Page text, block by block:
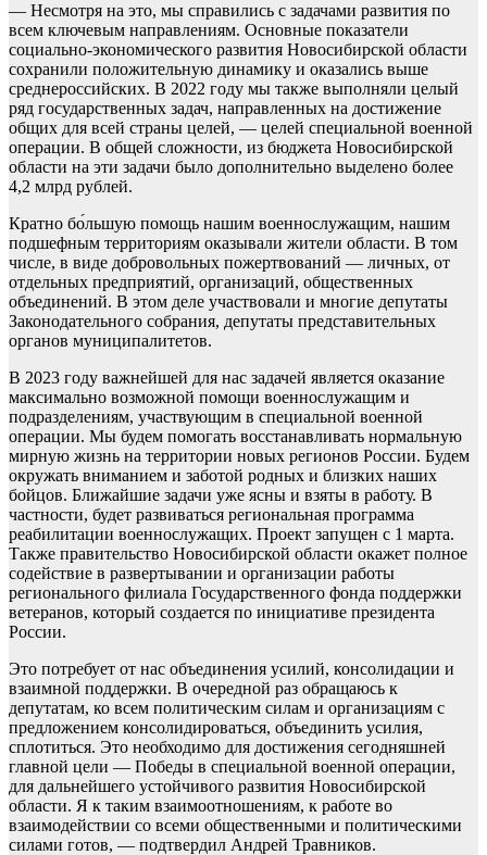
— Несмотря на это, мы справились с задачами развития по
всем ключевым направлениям. Основные показатели
социально-экономического развития Новосибирской области
сохранили положительную динамику и оказались выше
среднероссийских. В 2022 году мы также выполняли целый
ряд государственных задач, направленных на достижение
общих для всей страны целей, — целей специальной военной
операции. В общей сложности, из бюджета Новосибирской
области на эти задачи было дополнительно выделено более
4,2 млрд рублей.
Кратно бо́льшую помощь нашим военнослужащим, нашим
подшефным территориям оказывали жители области. В том
числе, в виде добровольных пожертвований — личных, от
отдельных предприятий, организаций, общественных
объединений. В этом деле участвовали и многие депутаты
Законодательного собрания, депутаты представительных
органов муниципалитетов.
В 2023 году важнейшей для нас задачей является оказание
максимально возможной помощи военнослужащим и
подразделениям, участвующим в специальной военной
операции. Мы будем помогать восстанавливать нормальную
мирную жизнь на территории новых регионов России. Будем
окружать вниманием и заботой родных и близких наших
бойцов. Ближайшие задачи уже ясны и взяты в работу. В
частности, будет развиваться региональная программа
реабилитации военнослужащих. Проект запущен с 1 марта.
Также правительство Новосибирской области окажет полное
содействие в развертывании и организации работы
регионального филиала Государственного фонда поддержки
ветеранов, который создается по инициативе президента
России.
Это потребует от нас объединения усилий, консолидации и
взаимной поддержки. В очередной раз обращаюсь к
депутатам, ко всем политическим силам и организациям с
предложением консолидироваться, объединить усилия,
сплотиться. Это необходимо для достижения сегодняшней
главной цели — Победы в специальной военной операции,
для дальнейшего устойчивого развития Новосибирской
области. Я к таким взаимоотношениям, к работе во
взаимодействии со всеми общественными и политическими
силами готов, — подтвердил Андрей Травников.